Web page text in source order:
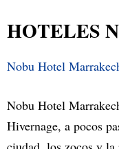
HOTELES
Nobu Hotel
Nobu Hotel
Hivernage, a pocos